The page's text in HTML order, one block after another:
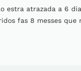
estra atrazada a 6
fas 8 messes que